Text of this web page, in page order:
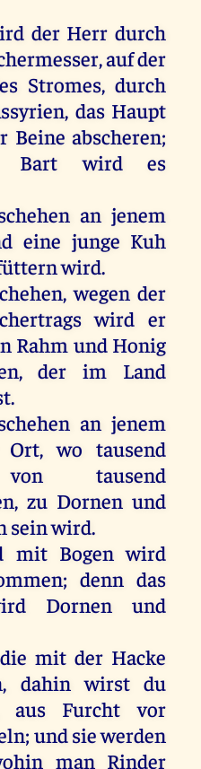
der Herr durch
,aufder
Stromes,durch
, das Haupt
Beine abscheren;
Bart wird
es
an jenem
eine junge Kuh
wird.
,wegen der
wird er
Rahm und Honig
,der im
Land
.
an jenem
Ort,wo tausend
von
tausend
, zu Dornen und
seinwird.
mit Bogen wird
;denn das
Dornen
und
die mit der Hacke
, dahin wirst du
aus Furcht
vor
; undsiewerden
man Rinder